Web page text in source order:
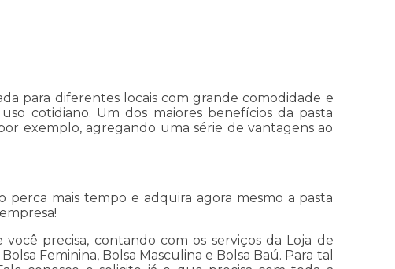
para diferentes locais com grande comodidade e
cotidiano. Um dos maiores benefícios da pasta
exemplo, agregando uma série de vantagens ao
mais tempo e adquira agora mesmo a pasta
precisa, contando com os serviços da Loja de
Feminina, Bolsa Masculina e Bolsa Baú. Para tal